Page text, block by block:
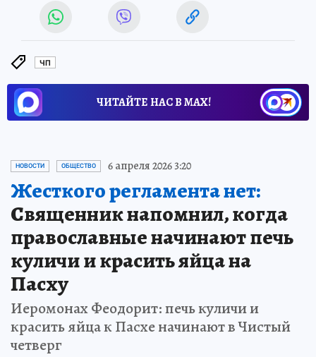
ЧП
ЧИТАЙТЕ НАС В МАХ!
НОВОСТИ ОБЩЕСТВО 6 апреля 2026 3:20
Жесткого регламента нет:
Священник напомнил, когда
православные начинают печь
куличи и красить яйца на
Пасху
Иеромонах Феодорит: печь куличи и
красить яйца к Пасхе начинают в Чистый
четверг